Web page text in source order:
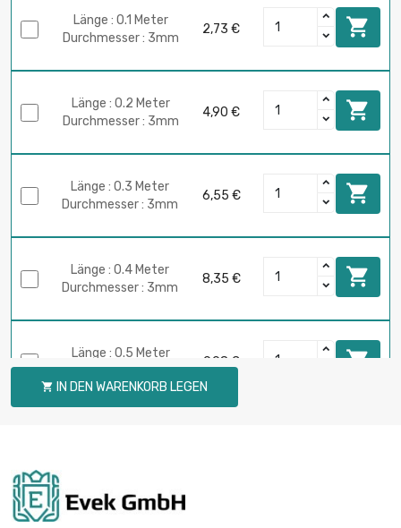
Länge : 0.1 Meter
Durchmesser : 3mm
2,73 € 
Länge : 0.2 Meter
Durchmesser : 3mm
4,90 € 
Länge : 0.3 Meter
Durchmesser : 3mm
6,55 € 
Länge : 0.4 Meter
Durchmesser : 3mm
8,35 € 
Länge : 0.5 Meter
Durchmesser : 3mm
9,98 € 
 IN DEN WARENKORB LEGEN